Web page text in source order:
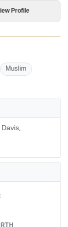
Profile
Muslim